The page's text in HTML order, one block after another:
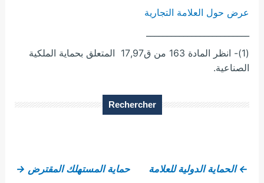
عرض حول العلامة التجارية
(1)- انظر المادة 163 من ق17,97 المتعلق بحماية الملكية
الصناعية.
Rechercher
← الحماية الدولية للعلامة
حماية المستهلك المقترض →